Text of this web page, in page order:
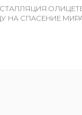
НА СПАСЕНИЕ